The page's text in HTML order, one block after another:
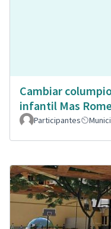
Cambiar
infantil Mas
Participantes